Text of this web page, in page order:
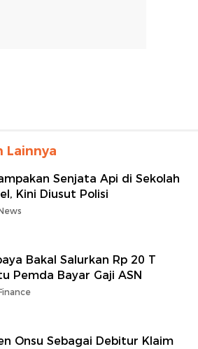
Lainnya
Senjata Api di Sekolah
Kini Diusut Polisi
Bakal Salurkan Rp 20 T
Pemda Bayar Gaji ASN
Onsu Sebagai Debitur Klaim